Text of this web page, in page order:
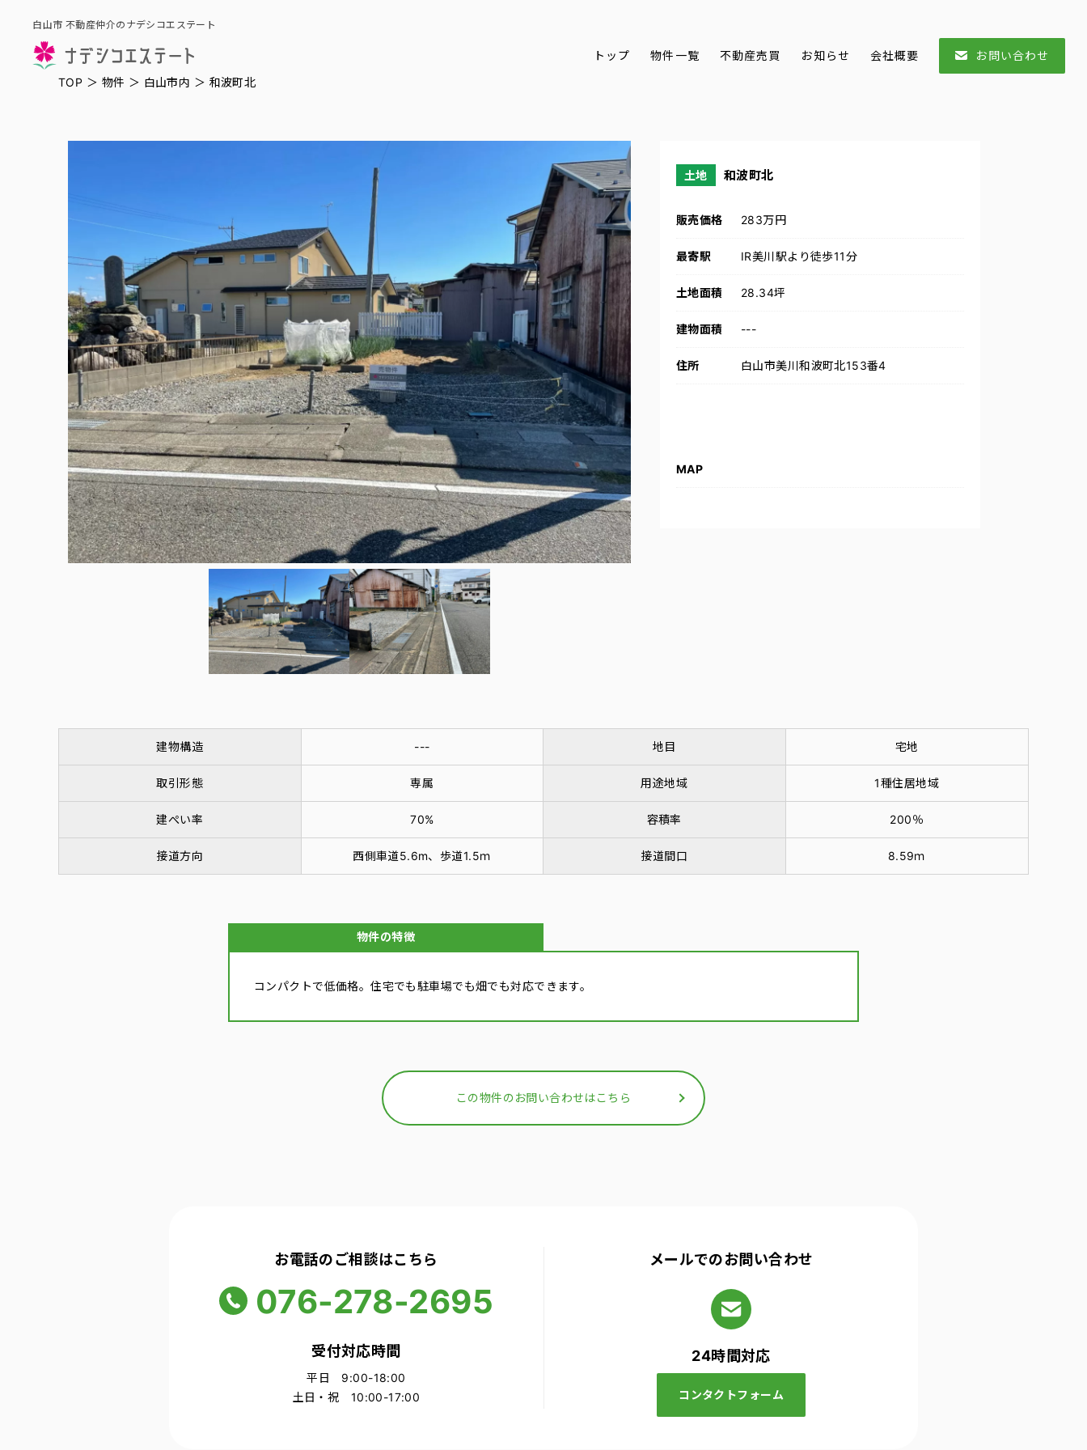
白山市 不動産仲介のナデシコエステート
トップ 物件一覧 不動産売買 お知らせ 会社概要
お問い合わせ
TOP ＞ 物件 ＞ 白山市内 ＞ 和波町北
土地 和波町北
販売価格 283万円
最寄駅 IR美川駅より徒歩11分
土地面積 28.34坪
建物面積 ---
住所 白山市美川和波町北153番4
MAP
建物構造 --- 地目 宅地
取引形態 専属 用途地域 1種住居地域
建ぺい率 70% 容積率 200％
接道方向 西側車道5.6m、歩道1.5ｍ 接道間口 8.59ｍ
物件の特徴
コンパクトで低価格。住宅でも駐車場でも畑でも対応できます。
この物件のお問い合わせはこちら
お電話のご相談はこちら
076-278-2695
受付対応時間
平日 9:00-18:00
土日・祝 10:00-17:00
メールでのお問い合わせ
24時間対応
コンタクトフォーム